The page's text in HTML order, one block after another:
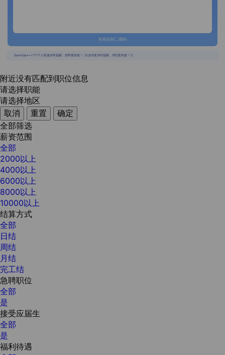
长按识别二维码
{{usertype=='2'?'个人投递实时提醒，招聘更快捷！':'企业回复实时提醒，求职更快捷！'}}
附近没有匹配到职位信息
请选择职能
请选择地区
取消
重置
确定
全部筛选
薪资范围
全部
2000以上
4000以上
6000以上
8000以上
10000以上
结算方式
全部
日结
周结
月结
完工结
急聘职位
全部
是
接受应届生
全部
是
福利待遇